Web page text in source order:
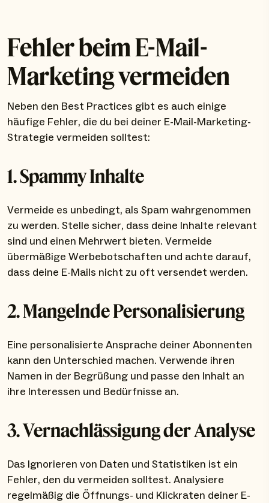
Fehler beim E-Mail-
Marketing vermeiden
Neben den Best Practices gibt es auch einige
häufige Fehler, die du bei deiner E-Mail-Marketing-
Strategie vermeiden solltest:
1. Spammy Inhalte
Vermeide es unbedingt, als Spam wahrgenommen
zu werden. Stelle sicher, dass deine Inhalte relevant
sind und einen Mehrwert bieten. Vermeide
übermäßige Werbebotschaften und achte darauf,
dass deine E-Mails nicht zu oft versendet werden.
2. Mangelnde Personalisierung
Eine personalisierte Ansprache deiner Abonnenten
kann den Unterschied machen. Verwende ihren
Namen in der Begrüßung und passe den Inhalt an
ihre Interessen und Bedürfnisse an.
3. Vernachlässigung der Analyse
Das Ignorieren von Daten und Statistiken ist ein
Fehler, den du vermeiden solltest. Analysiere
regelmäßig die Öffnungs- und Klickraten deiner E-